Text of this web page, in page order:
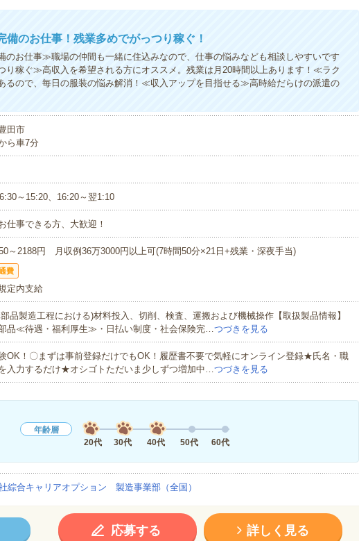
備のお仕事！残業多めでがっつり稼ぐ！
のお仕事≫職場の仲間も一緒に住込みなので、仕事の悩みなども相談しやすいです
り稼ぐ≫高収入を希望される方にオススメ。残業は月20時間以上あります！≪ラク
るので、毎日の服装の悩み解消！≪収入アップを目指せる≫高時給だらけの派遣の
田市
ら車7分
～15:20、16:20～翌1:10
仕事できる方、大歓迎！
～2188円 月収例36万3000円以上可(7時間50分×21日+残業・深夜手当)
費
定内支給
品製造工程における)材料投入、切削、検査、運搬および機械操作【取扱製品情報】
品≪待遇・福利厚生≫・日払い制度・社会保険完…つづきを見る
OK！〇まずは事前登録だけでもOK！履歴書不要で気軽にオンライン登録★氏名・職
入力するだけ★オシゴトただいま少しずつ増加中…つづきを見る
年齢層
20代
30代 40代 50代 60代
綜合キャリアオプション 製造事業部（全国）
応募する 詳しく見る